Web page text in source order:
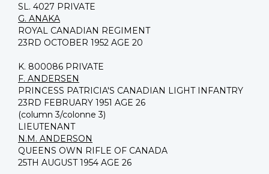
SL. 4027 PRIVATE
G. ANAKA
ROYAL CANADIAN REGIMENT
23RD OCTOBER 1952 AGE 20
K. 800086 PRIVATE
F. ANDERSEN
PRINCESS PATRICIA'S CANADIAN LIGHT INFANTRY
23RD FEBRUARY 1951 AGE 26
(column 3/colonne 3)
LIEUTENANT
N.M. ANDERSON
QUEENS OWN RIFLE OF CANADA
25TH AUGUST 1954 AGE 26